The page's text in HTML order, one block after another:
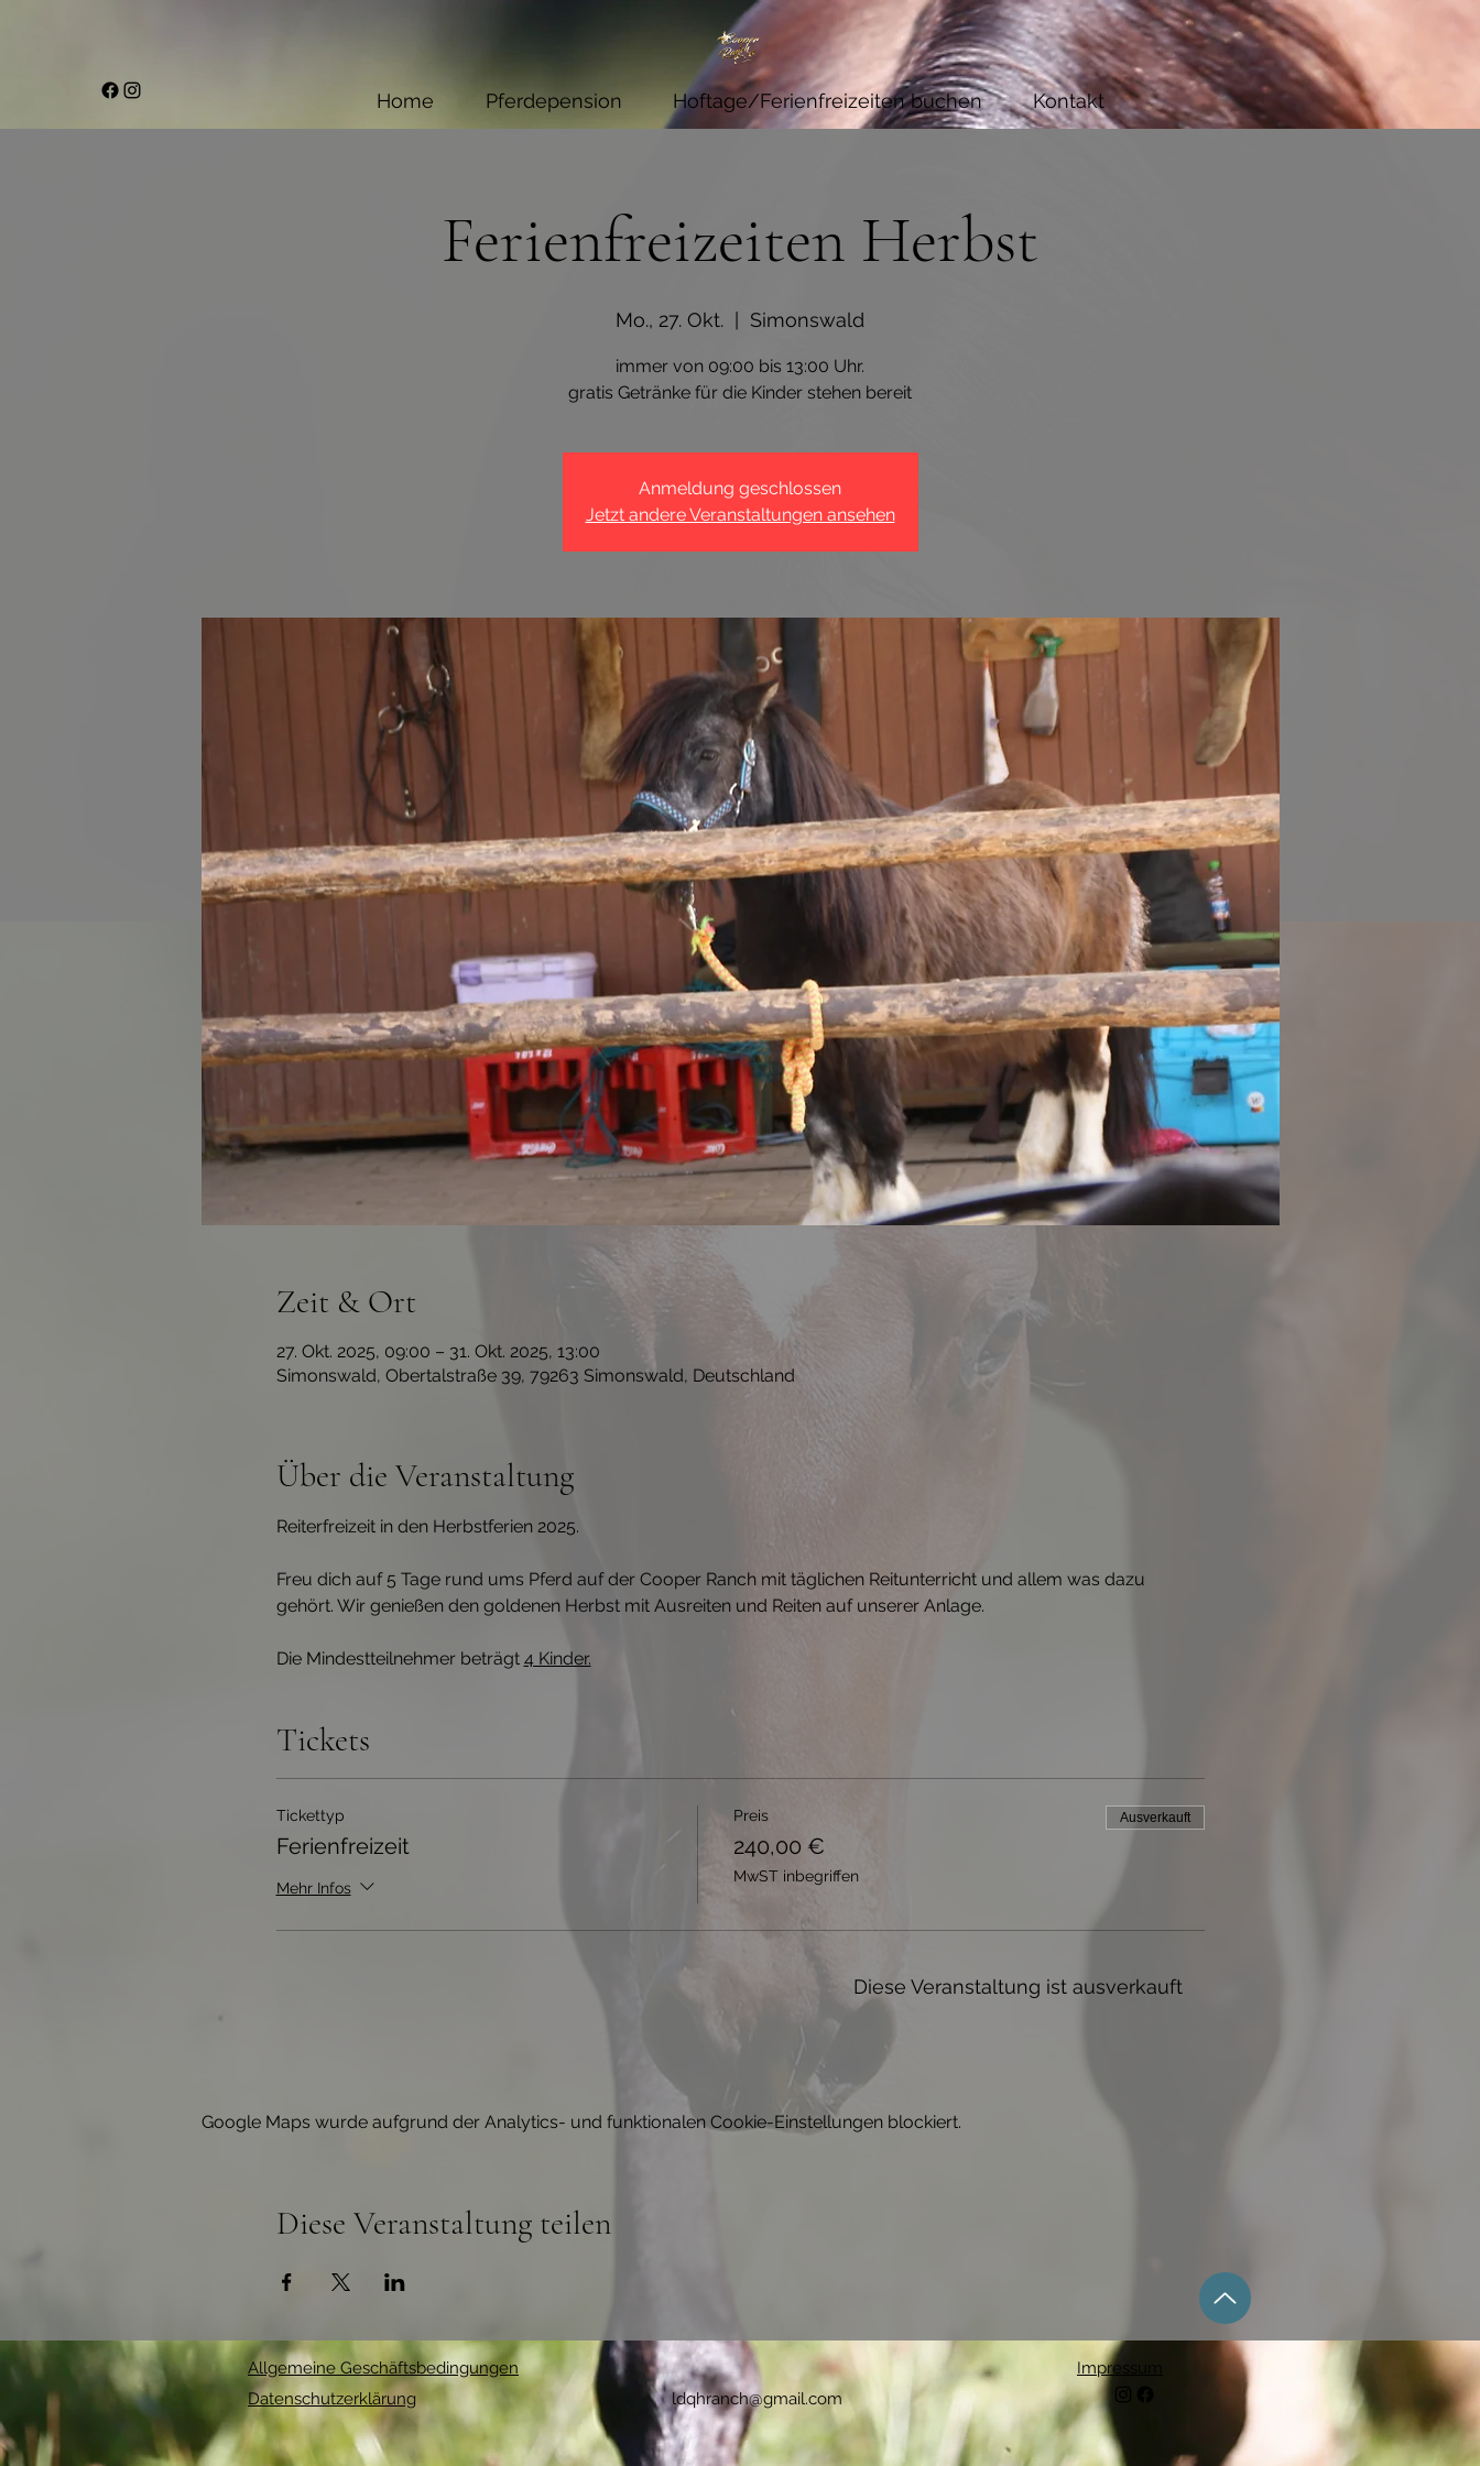
Home Pferdepension Hoftage/Ferienfreizeiten buchen Kontakt
Ferienfreizeiten Herbst
Mo., 27. Okt. Simonswald
immer von 09:00 bis 13:00 Uhr.
gratis Getränke für die Kinder stehen bereit
Anmeldung geschlossen
Jetzt andere Veranstaltungen ansehen
Zeit & Ort
27. Okt. 2025, 09:00 – 31. Okt. 2025, 13:00
Simonswald, Obertalstraße 39, 79263 Simonswald, Deutschland
Über die Veranstaltung
Reiterfreizeit in den Herbstferien 2025.
Freu dich auf 5 Tage rund ums Pferd auf der Cooper Ranch mit täglichen Reitunterricht und allem was dazu
gehört. Wir genießen den goldenen Herbst mit Ausreiten und Reiten auf unserer Anlage.
Die Mindestteilnehmer beträgt 4 Kinder.
Tickets
Tickettyp
Ferienfreizeit
Mehr Infos
Preis
240,00 €
MwST inbegriffen
Ausverkauft
Diese Veranstaltung ist ausverkauft
Google Maps wurde aufgrund der Analytics- und funktionalen Cookie-Einstellungen blockiert.
Diese Veranstaltung teilen
Allgemeine Geschäftsbedingungen
Datenschutzerklärung
ldqhranch@gmail.com
Impressum